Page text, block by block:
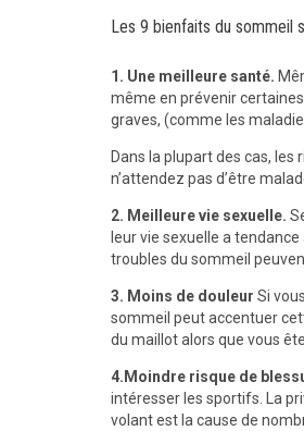
Les 9 bienfaits du sommeil
1. Une meilleure santé.
même en prévenir
graves, (comme les
Dans la plupart des cas,
n’attendez pas d’être
2. Meilleure vie sexuelle.
leur vie sexuelle a
troubles du sommeil
3. Moins de douleur Si
sommeil peut accentuer
du maillot alors que vous
4.Moindre risque de
intéresser les sportifs. La
volant est la cause de